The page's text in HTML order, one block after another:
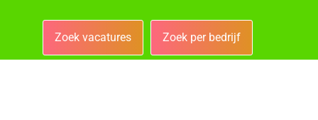
Zoek vacatures Zoek per bedrijf